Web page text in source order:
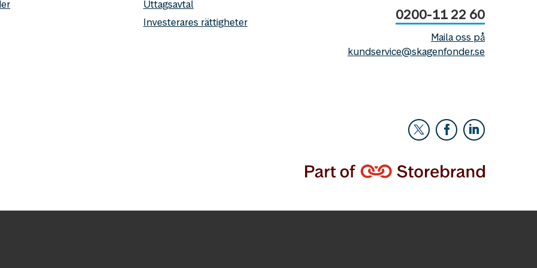
Uttagsavtal
Investerares rättigheter
0200-11 22 60
Maila oss på
kundservice@skagenfonder.se